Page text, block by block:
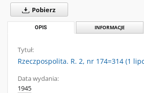
Pobierz
OPIS INFORMACJE
Tytuł:
Rzeczpospolita. R. 2, nr 174=314 (1
Data wydania:
1945